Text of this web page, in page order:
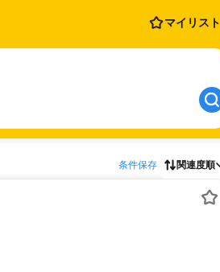
マイリスト
条件保存 関連度順